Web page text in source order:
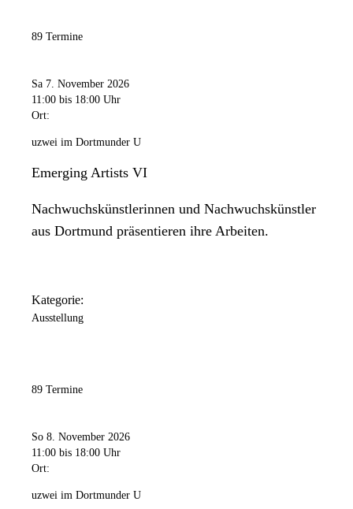
89 Termine
Sa 7. November 2026
11:00 bis 18:00 Uhr
Ort:
uzwei im Dortmunder U
Emerging Artists VI
Nachwuchskünstlerinnen und Nachwuchskünstler
aus Dortmund präsentieren ihre Arbeiten.
Kategorie:
Ausstellung
89 Termine
So 8. November 2026
11:00 bis 18:00 Uhr
Ort:
uzwei im Dortmunder U